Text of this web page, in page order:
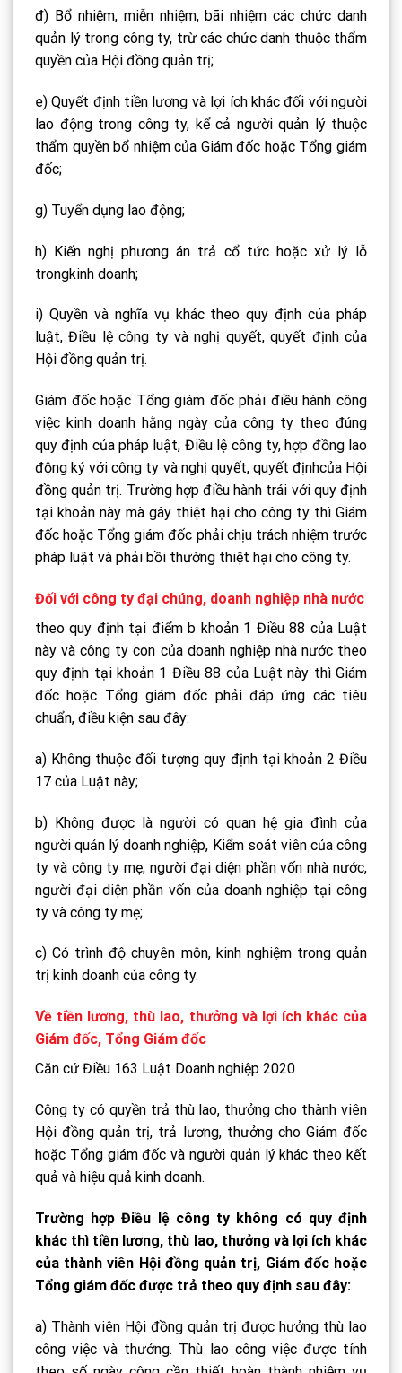
đ) Bổ nhiệm, miễn nhiệm, bãi nhiệm các chức danh
quản lý trong công ty, trừ các chức danh thuộc thẩm
quyền của Hội đồng quản trị;
e) Quyết định tiền lương và lợi ích khác đối với người
lao động trong công ty, kể cả người quản lý thuộc
thẩm quyền bổ nhiệm của Giám đốc hoặc Tổng giám
đốc;
g) Tuyển dụng lao động;
h) Kiến nghị phương án trả cổ tức hoặc xử lý lỗ
trongkinh doanh;
i) Quyền và nghĩa vụ khác theo quy định của pháp
luật, Điều lệ công ty và nghị quyết, quyết định của
Hội đồng quản trị.
Giám đốc hoặc Tổng giám đốc phải điều hành công
việc kinh doanh hằng ngày của công ty theo đúng
quy định của pháp luật, Điều lệ công ty, hợp đồng lao
động ký với công ty và nghị quyết, quyết địnhcủa Hội
đồng quản trị. Trường hợp điều hành trái với quy định
tại khoản này mà gây thiệt hại cho công ty thì Giám
đốc hoặc Tổng giám đốc phải chịu trách nhiệm trước
pháp luật và phải bồi thường thiệt hại cho công ty.
Đối với công ty đại chúng, doanh nghiệp nhà nước
theo quy định tại điểm b khoản 1 Điều 88 của Luật
này và công ty con của doanh nghiệp nhà nước theo
quy định tại khoản 1 Điều 88 của Luật này thì Giám
đốc hoặc Tổng giám đốc phải đáp ứng các tiêu
chuẩn, điều kiện sau đây:
a) Không thuộc đối tượng quy định tại khoản 2 Điều
17 của Luật này;
b) Không được là người có quan hệ gia đình của
người quản lý doanh nghiệp, Kiểm soát viên của công
ty và công ty mẹ; người đại diện phần vốn nhà nước,
người đại diện phần vốn của doanh nghiệp tại công
ty và công ty mẹ;
c) Có trình độ chuyên môn, kinh nghiệm trong quản
trị kinh doanh của công ty.
Về tiền lương, thù lao, thưởng và lợi ích khác của
Giám đốc, Tổng Giám đốc
Căn cứ Điều 163 Luật Doanh nghiệp 2020
Công ty có quyền trả thù lao, thưởng cho thành viên
Hội đồng quản trị, trả lương, thưởng cho Giám đốc
hoặc Tổng giám đốc và người quản lý khác theo kết
quả và hiệu quả kinh doanh.
Trường hợp Điều lệ công ty không có quy định
khác thì tiền lương, thù lao, thưởng và lợi ích khác
của thành viên Hội đồng quản trị, Giám đốc hoặc
Tổng giám đốc được trả theo quy định sau đây:
a) Thành viên Hội đồng quản trị được hưởng thù lao
công việc và thưởng. Thù lao công việc được tính